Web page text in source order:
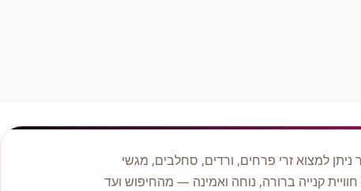
למצוא זרי פרחים, ורדים, סחלבים, מגשי
קנייה ברורה, נוחה ואמינה — מהחיפוש ועד